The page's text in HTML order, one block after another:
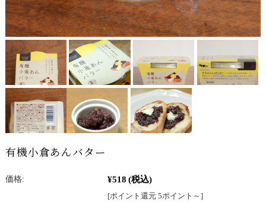
有機小倉あんバター
価格: ¥518 (税込)
[ポイント還元 5ポイント～]